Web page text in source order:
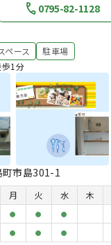
0795-82-1128
ペース
駐車場
歩1分
町市島301-1
月 火 水 木
● ● ●
● ● ●